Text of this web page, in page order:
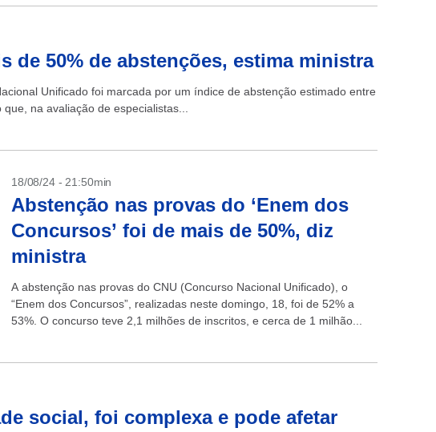
de 50% de abstenções, estima ministra
Unificado foi marcada por um índice de abstenção estimado entre
na avaliação de especialistas...
18/08/24 - 21:50min
Abstenção nas provas do ‘Enem dos
Concursos’ foi de mais de 50%, diz
ministra
A abstenção nas provas do CNU (Concurso Nacional Unificado), o
“Enem dos Concursos”, realizadas neste domingo, 18, foi de 52% a
53%. O concurso teve 2,1 milhões de inscritos, e cerca de 1 milhão...
social, foi complexa e pode afetar